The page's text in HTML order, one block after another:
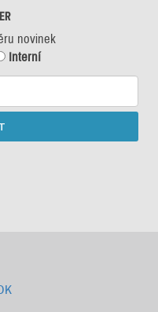
novinek
Interní